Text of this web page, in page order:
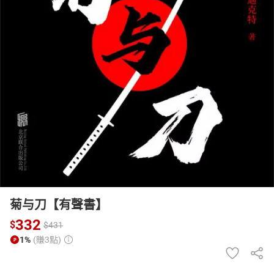
化妝保養 情趣用品
電子/紙本書
菊与刀【有聲書】
$332 $431
1% (賺3點)